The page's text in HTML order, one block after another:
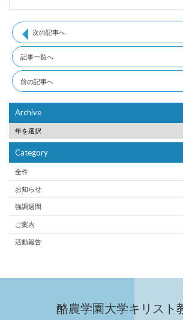
次の記事へ
記事一覧へ
前の記事へ
Archive
Category
全件
お知らせ
強調週間
ご案内
活動報告
酪農学園大学キリスト